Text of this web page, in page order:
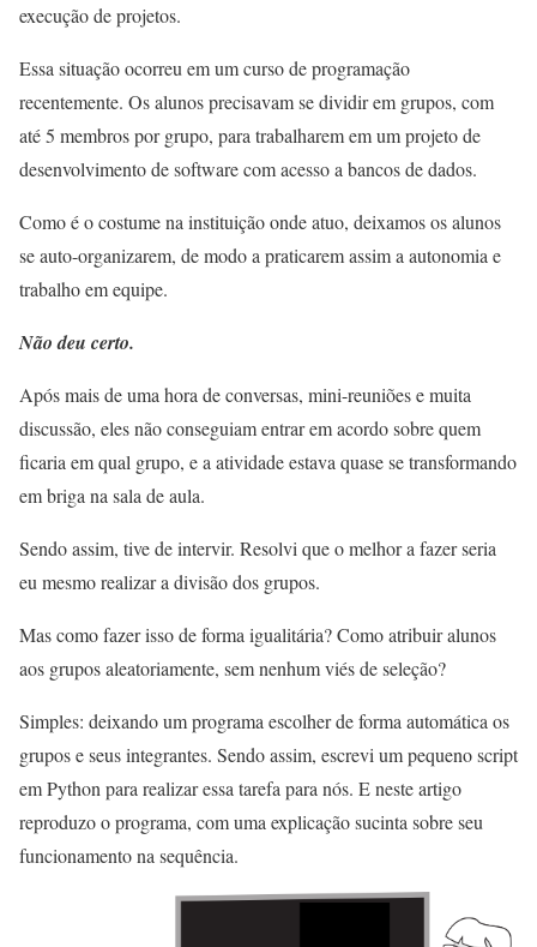
execução de projetos.
Essa situação ocorreu em um curso de programação
recentemente. Os alunos precisavam se dividir em grupos, com
até 5 membros por grupo, para trabalharem em um projeto de
desenvolvimento de software com acesso a bancos de dados.
Como é o costume na instituição onde atuo, deixamos os alunos
se auto-organizarem, de modo a praticarem assim a autonomia e
trabalho em equipe.
Não deu certo.
Após mais de uma hora de conversas, mini-reuniões e muita
discussão, eles não conseguiam entrar em acordo sobre quem
ficaria em qual grupo, e a atividade estava quase se transformando
em briga na sala de aula.
Sendo assim, tive de intervir. Resolvi que o melhor a fazer seria
eu mesmo realizar a divisão dos grupos.
Mas como fazer isso de forma igualitária? Como atribuir alunos
aos grupos aleatoriamente, sem nenhum viés de seleção?
Simples: deixando um programa escolher de forma automática os
grupos e seus integrantes. Sendo assim, escrevi um pequeno script
em Python para realizar essa tarefa para nós. E neste artigo
reproduzo o programa, com uma explicação sucinta sobre seu
funcionamento na sequência.